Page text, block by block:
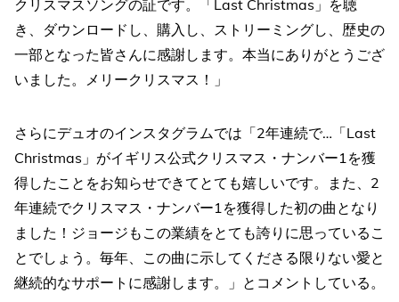
クリスマスソングの証です。「Last Christmas」を聴
き、ダウンロードし、購入し、ストリーミングし、歴史の
一部となった皆さんに感謝します。本当にありがとうござ
いました。メリークリスマス！」
さらにデュオのインスタグラムでは「2年連続で…「Last
Christmas」がイギリス公式クリスマス・ナンバー1を獲
得したことをお知らせできてとても嬉しいです。また、2
年連続でクリスマス・ナンバー1を獲得した初の曲となり
ました！ジョージもこの業績をとても誇りに思っているこ
とでしょう。毎年、この曲に示してくださる限りない愛と
継続的なサポートに感謝します。」とコメントしている。